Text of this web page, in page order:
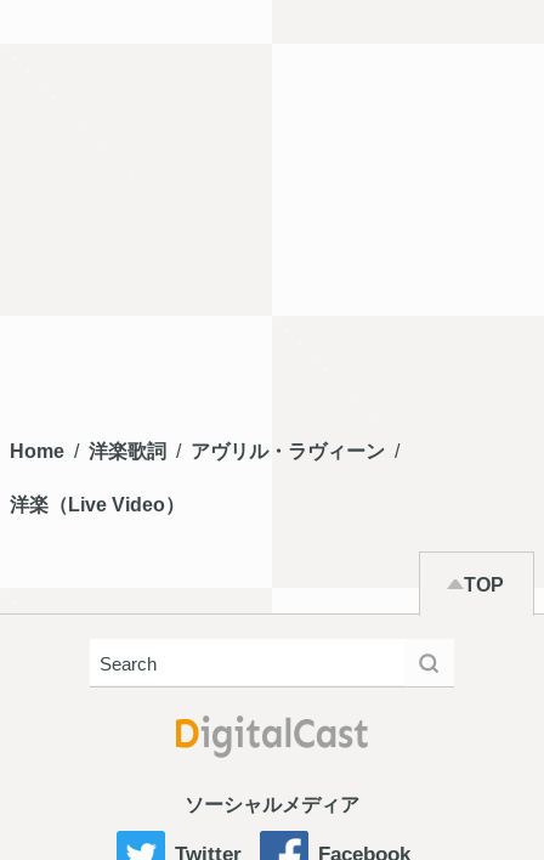
Home 洋楽歌詞 アヴリル・ラヴィーン
洋楽（Live Video）
TOP
ソーシャルメディア
Twitter Facebook